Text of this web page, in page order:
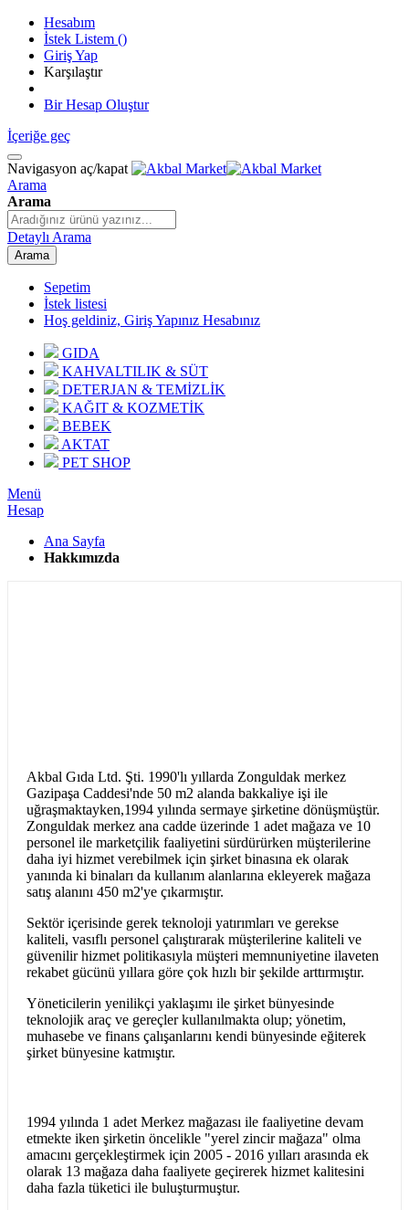
Hesabım
İstek Listem ()
Giriş Yap
Karşılaştır
Bir Hesap Oluştur
İçeriğe geç
Navigasyon aç/kapat
Arama
Arama
Detaylı Arama
Arama
Sepetim
İstek listesi
Hoş geldiniz, Giriş Yapınız Hesabınız
GIDA
KAHVALTILIK & SÜT
DETERJAN & TEMİZLİK
KAĞIT & KOZMETİK
BEBEK
AKTAT
PET SHOP
Menü
Hesap
Ana Sayfa
Hakkımızda
Akbal Gıda Ltd. Şti. 1990'lı yıllarda Zonguldak merkez
Gazipaşa Caddesi'nde 50 m2 alanda bakkaliye işi ile
uğraşmaktayken,1994 yılında sermaye şirketine dönüşmüştür.
Zonguldak merkez ana cadde üzerinde 1 adet mağaza ve 10
personel ile marketçilik faaliyetini sürdürürken müşterilerine
daha iyi hizmet verebilmek için şirket binasına ek olarak
yanında ki binaları da kullanım alanlarına ekleyerek mağaza
satış alanını 450 m2'ye çıkarmıştır.
Sektör içerisinde gerek teknoloji yatırımları ve gerekse
kaliteli, vasıflı personel çalıştırarak müşterilerine kaliteli ve
güvenilir hizmet politikasıyla müşteri memnuniyetine ilaveten
rekabet gücünü yıllara göre çok hızlı bir şekilde arttırmıştır.
Yöneticilerin yenilikçi yaklaşımı ile şirket bünyesinde
teknolojik araç ve gereçler kullanılmakta olup; yönetim,
muhasebe ve finans çalışanlarını kendi bünyesinde eğiterek
şirket bünyesine katmıştır.
1994 yılında 1 adet Merkez mağazası ile faaliyetine devam
etmekte iken şirketin öncelikle "yerel zincir mağaza" olma
amacını gerçekleştirmek için 2005 - 2016 yılları arasında ek
olarak 13 mağaza daha faaliyete geçirerek hizmet kalitesini
daha fazla tüketici ile buluşturmuştur.